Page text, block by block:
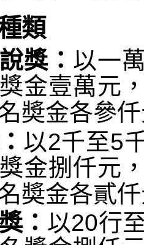
類
獎： 以一
金壹萬元
奬金各參
以2千至5
金捌仟元
奬金各貳
： 以20行